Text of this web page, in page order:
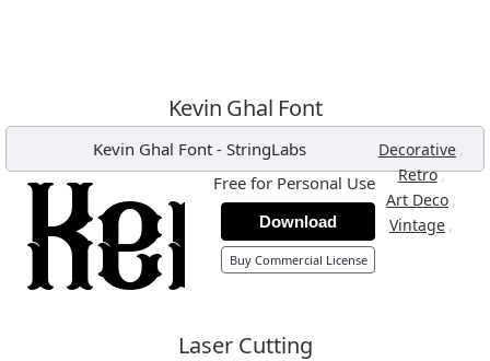
Kevin Ghal Font
Kevin Ghal Font- StringLabs Decorative ,
Retro,
Art Deco ,
Vintage ,
Free for Personal Use
Download
Buy Commercial License
Laser Cutting